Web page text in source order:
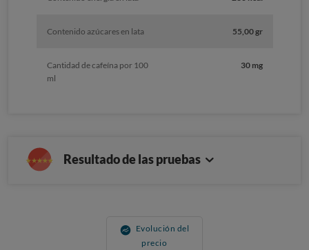
Contenido azúcares en lata 55,00 gr
Cantidad de cafeína por 100
ml
30 mg
Resultado de las pruebas
Evolución del
precio